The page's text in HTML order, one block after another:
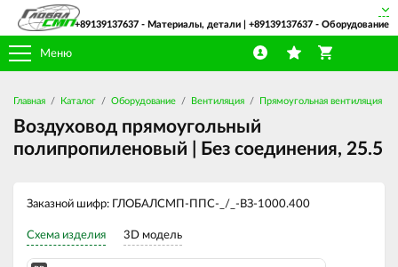
Меню
+89139137637 - Материалы, детали | +89139137637 - Оборудование
Главная Каталог Оборудование Вентиляция Прямоугольная вентиляция
Воздуховод прямоугольный
полипропиленовый | Без соединения, 25.5
Заказной шифр: ГЛОБАЛСМП-ППС-_/_-ВЗ-1000.400
Схема изделия 3D модель